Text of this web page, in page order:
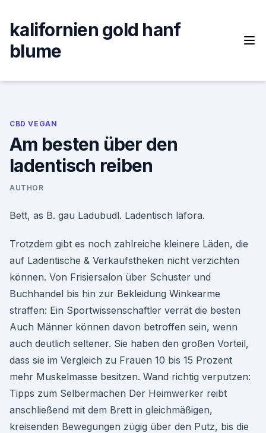
content
kalifornien gold hanf
blume
CBD VEGAN
Am besten über den
ladentisch reiben
AUTHOR
Bett, as B. gau Ladubudl. Ladentisch läfora.
Trotzdem gibt es noch zahlreiche kleinere Läden, die
auf Ladentische & Verkaufstheken nicht verzichten
können. Von Frisiersalon über Schuster und
Buchhandel bis hin zur Bekleidung Winkearme
straffen: Ein Sportwissenschaftler verrät die besten
Auch Männer können davon betroffen sein, wenn
auch deutlich seltener. Sie haben den großen Vorteil,
dass sie im Vergleich zu Frauen 10 bis 15 Prozent
mehr Muskelmasse besitzen. Wand richtig verputzen:
Tipps zum Selbermachen Der Heimwerker reibt
anschließend mit dem Brett in gleichmäßigen,
kreisenden Bewegungen zügig über den Putz, bis die